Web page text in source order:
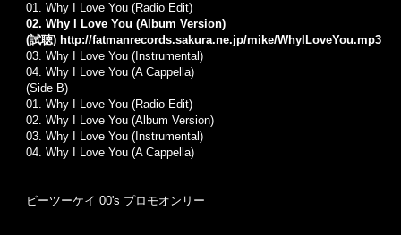
01. Why I Love You (Radio Edit)
02. Why I Love You (Album Version)
(試聴) http://fatmanrecords.sakura.ne.jp/mike/WhyILoveYou.mp3
03. Why I Love You (Instrumental)
04. Why I Love You (A Cappella)
(Side B)
01. Why I Love You (Radio Edit)
02. Why I Love You (Album Version)
03. Why I Love You (Instrumental)
04. Why I Love You (A Cappella)
ビーツーケイ 00's プロモオンリー